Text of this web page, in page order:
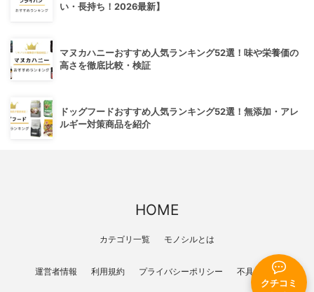
クチコミ
い・長持ち！2026最新】
マヌカハニーおすすめ人気ランキング52選！味や栄養価の
高さを徹底比較・検証
ドッグフードおすすめ人気ランキング52選！無添加・アレ
ルギー対策商品を紹介
HOME
カテゴリ一覧 モノシルとは
運営者情報 利用規約 プライバシーポリシー 不具合報告